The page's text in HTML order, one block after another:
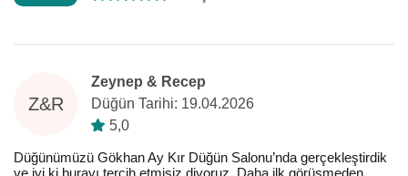
Z&R
Zeynep & Recep
Düğün Tarihi: 19.04.2026
5,0
Düğünümüzü Gökhan Ay Kır Düğün Salonu’nda gerçekleştirdik
ve iyi ki burayı tercih etmişiz diyoruz. Daha ilk görüşmeden